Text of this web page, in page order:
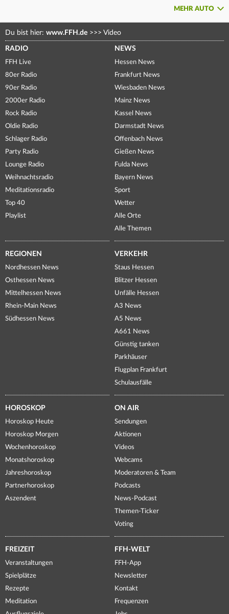
MEHR AUTO
Du bist hier: www.FFH.de >>> Video
RADIO
FFH Live
80er Radio
90er Radio
2000er Radio
Rock Radio
Oldie Radio
Schlager Radio
Party Radio
Lounge Radio
Weihnachtsradio
Meditationsradio
Top 40
Playlist
NEWS
Hessen News
Frankfurt News
Wiesbaden News
Mainz News
Kassel News
Darmstadt News
Offenbach News
Gießen News
Fulda News
Bayern News
Sport
Wetter
Alle Orte
Alle Themen
REGIONEN
Nordhessen News
Osthessen News
Mittelhessen News
Rhein-Main News
Südhessen News
VERKEHR
Staus Hessen
Blitzer Hessen
Unfälle Hessen
A3 News
A5 News
A661 News
Günstig tanken
Parkhäuser
Flugplan Frankfurt
Schulausfälle
HOROSKOP
Horoskop Heute
Horoskop Morgen
Wochenhoroskop
Monatshoroskop
Jahreshoroskop
Partnerhoroskop
Aszendent
ON AIR
Sendungen
Aktionen
Videos
Webcams
Moderatoren & Team
Podcasts
News-Podcast
Themen-Ticker
Voting
FREIZEIT
Veranstaltungen
Spielplätze
Rezepte
Meditation
FFH-WELT
FFH-App
Newsletter
Kontakt
Frequenzen